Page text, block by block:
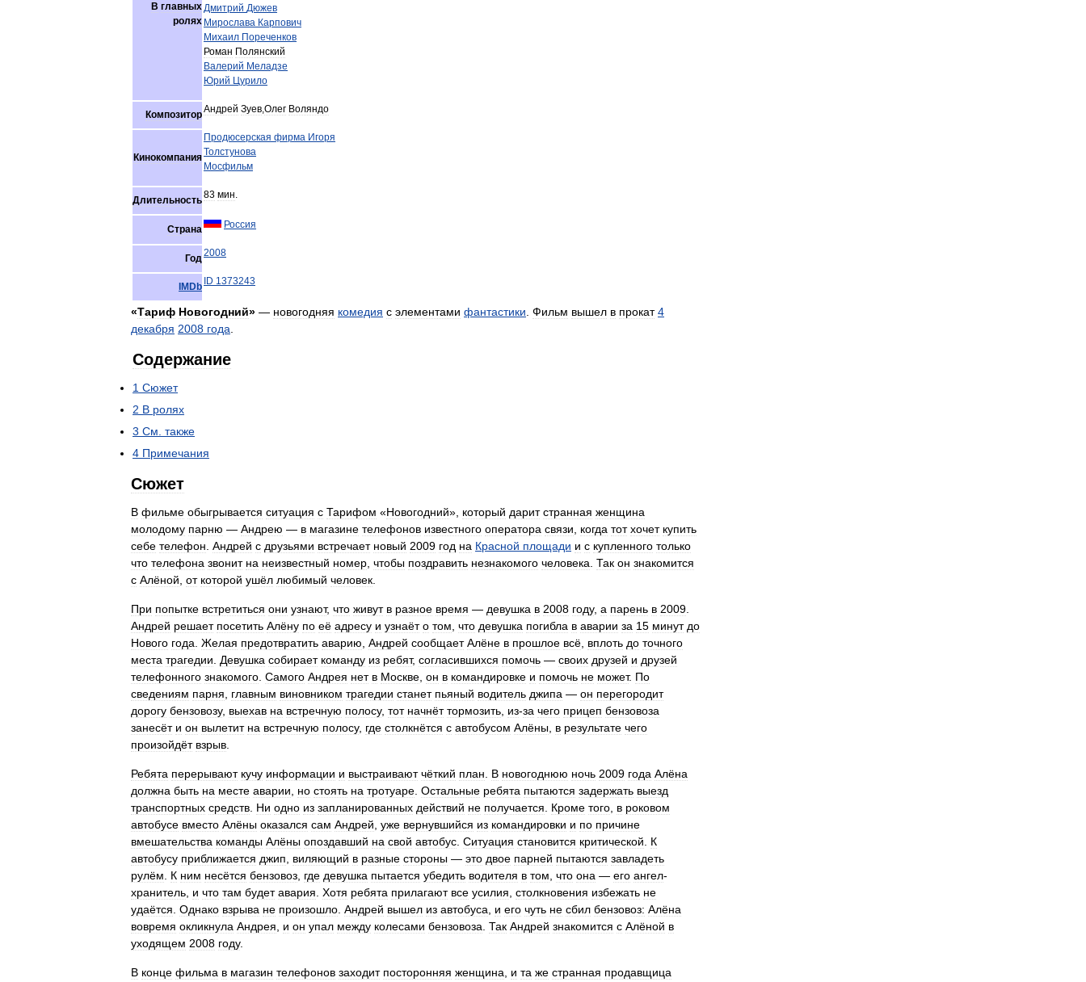
В главных
ролях
Дмитрий Дюжев
Мирослава Карпович
Михаил Пореченков
Роман Полянский
Валерий Меладзе
Юрий Цурило
КомпозиторАндрей Зуев,Олег Воляндо
Кинокомпания
Продюсерская фирма Игоря
Толстунова
Мосфильм
Длительность83 мин.
Страна Россия
Год2008
IMDb ID 1373243
«Тариф Новогодний» — новогодняя комедия с элементами фантастики Фильм вышел в прокат 4
декабря 2008 года
Содержание
1 Сюжет
2 В ролях
3 См также
4 Примечания
Сюжет
В фильме обыгрывается ситуация с Тарифом «Новогодний», который дарит странная женщина
молодому парню — Андрею — в магазине телефонов известного оператора связи когда тот хочет купить
себе телефон Андрей с друзьями встречает новый 2009 год на Красной площади и с купленного только
что телефона звонит на неизвестный номер чтобы поздравить незнакомого человека Так он знакомится
с Алёной от которой ушёл любимый человек
При попытке встретиться они узнают, что живут в разное время — девушка в 2008 году, а парень в 2009
Андрей решает посетить Алёну по её адресу и узнаёт о том что девушка погибла в аварии за 15 минут до
Нового года Желая предотвратить аварию Андрей сообщает Алёне в прошлое всё вплоть до точного
места трагедии Девушка собирает команду из ребят, согласившихся помочь — своих друзей и друзей
телефонного знакомого Самого Андрея нет в Москве он в командировке и помочь не может. По
сведениям парня главным виновником трагедии станет пьяный водитель джипа — он перегородит
дорогу бензовозу, выехав на встречную полосу, тот начнёт тормозить из-за чего прицеп бензовоза
занесёт и он вылетит на встречную полосу, где столкнётся с автобусом Алёны в результате чего
произойдёт взрыв
Ребята перерывают кучу информации и выстраивают чёткий план В новогоднюю ночь 2009 года Алёна
должна быть на месте аварии но стоять на тротуаре Остальные ребята пытаются задержать выезд
транспортных средств Ни одно из запланированных действий не получается Кроме того в роковом
автобусе вместо Алёны оказался сам Андрей уже вернувшийся из командировки и по причине
вмешательства команды Алёны опоздавший на свой автобус Ситуация становится критической
К
автобусу приближается джип виляющий в разные стороны — это двое парней пытаются завладеть
рулём
К ним несётся бензовоз где девушка пытается убедить водителя в том что она — его ангел-
хранитель и что там будет авария Хотя ребята прилагают все усилия столкновения избежать не
удаётся Однако взрыва не произошло Андрей вышел из автобуса и его чуть не сбил бензовоз: Алёна
вовремя окликнула Андрея и он упал между колесами бензовоза Так Андрей знакомится с Алёной в
уходящем 2008 году.
В конце фильма в магазин телефонов заходит посторонняя женщина и та же странная продавщица